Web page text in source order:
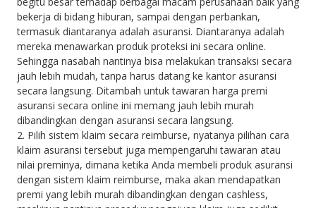
bekerja di bidang hiburan, sampai dengan perbankan,
termasuk diantaranya adalah asuransi. Diantaranya adalah
mereka menawarkan produk proteksi ini secara online.
Sehingga nasabah nantinya bisa melakukan transaksi secara
jauh lebih mudah, tanpa harus datang ke kantor asuransi
secara langsung. Ditambah untuk tawaran harga premi
asuransi secara online ini memang jauh lebih murah
dibandingkan dengan asuransi secara langsung.
2. Pilih sistem klaim secara reimburse, nyatanya pilihan cara
klaim asuransi tersebut juga mempengaruhi tawaran atau
nilai preminya, dimana ketika Anda membeli produk asuransi
dengan sistem klaim reimburse, maka akan mendapatkan
premi yang lebih murah dibandingkan dengan cashless,